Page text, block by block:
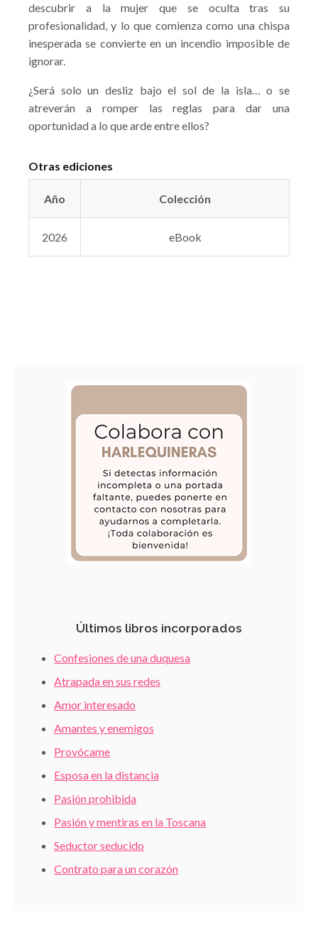
descubrir a la mujer que se oculta tras su
profesionalidad, y lo que comienza como una chispa
inesperada se convierte en un incendio imposible de
ignorar.
¿Será solo un desliz bajo el sol de la isla… o se
atreverán a romper las reglas para dar una
oportunidad a lo que arde entre ellos?
Otras ediciones
Año Colección
2026 eBook
Últimos libros incorporados
Confesiones de una duquesa
Atrapada en sus redes
Amor interesado
Amantes y enemigos
Provócame
Esposa en la distancia
Pasión prohibida
Pasión y mentiras en la Toscana
Seductor seducido
Contrato para un corazón